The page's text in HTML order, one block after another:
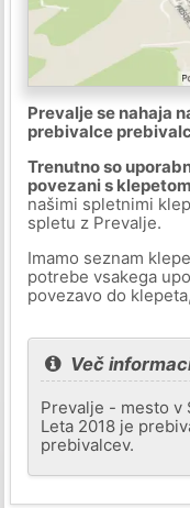
Prevalje se nahaja
prebivalce
Trenutno so
povezani s
našimi spletnimi
spletu z Prevalje.
Imamo seznam
potrebe vsakega
povezavo do
Več
Prevalje - mesto v
Leta 2018 je
prebivalcev.